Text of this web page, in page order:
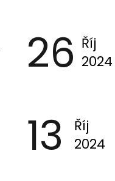
26 Říj
2024
13
Říj
2024